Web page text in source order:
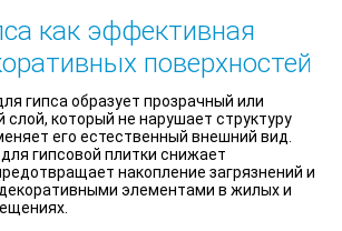
как эффективная
поверхностей
гипса образует прозрачный или
который не нарушает структуру
его естественный внешний вид.
гипсовой плитки снижает
накопление загрязнений и
элементами в жилых и